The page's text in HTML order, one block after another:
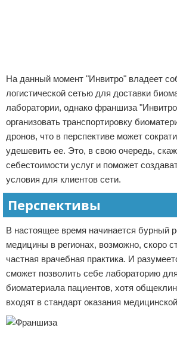
На данный момент "Инвитро" владеет
логистической сетью для доставки
лаборатории, однако франшиза
организовать транспортировку
дронов, что в перспективе может
удешевить ее. Это, в свою очередь,
себестоимости услуг и поможет
условия для клиентов сети.
Перспективы
В настоящее время начинается бурный
медицины в регионах, возможно, скоро
частная врачебная практика. И
сможет позволить себе лабораторию
биоматериала пациентов, хотя
входят в стандарт оказания